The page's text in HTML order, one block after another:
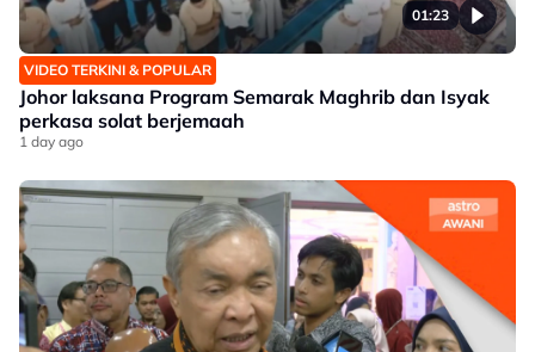
01:23
VIDEO TERKINI & POPULAR
Johor laksana Program Semarak Maghrib dan Isyak
perkasa solat berjemaah
1 day ago